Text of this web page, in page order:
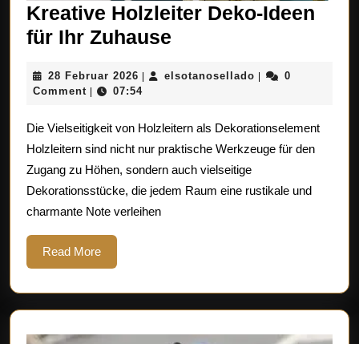
Kreative Holzleiter Deko-Ideen
für Ihr Zuhause
Deko-
für
Ihr
Zuhause
28 Februar 2026 28
Februar
| elsotanosellado elsotanosellado
|
0
Comment | 07:54
Die Vielseitigkeit von Holzleitern als Dekorationselement
Holzleitern sind nicht nur praktische Werkzeuge für den
Zugang zu Höhen, sondern auch vielseitige
Dekorationsstücke, die jedem Raum eine rustikale und
charmante Note verleihen
Read MoreRead
More